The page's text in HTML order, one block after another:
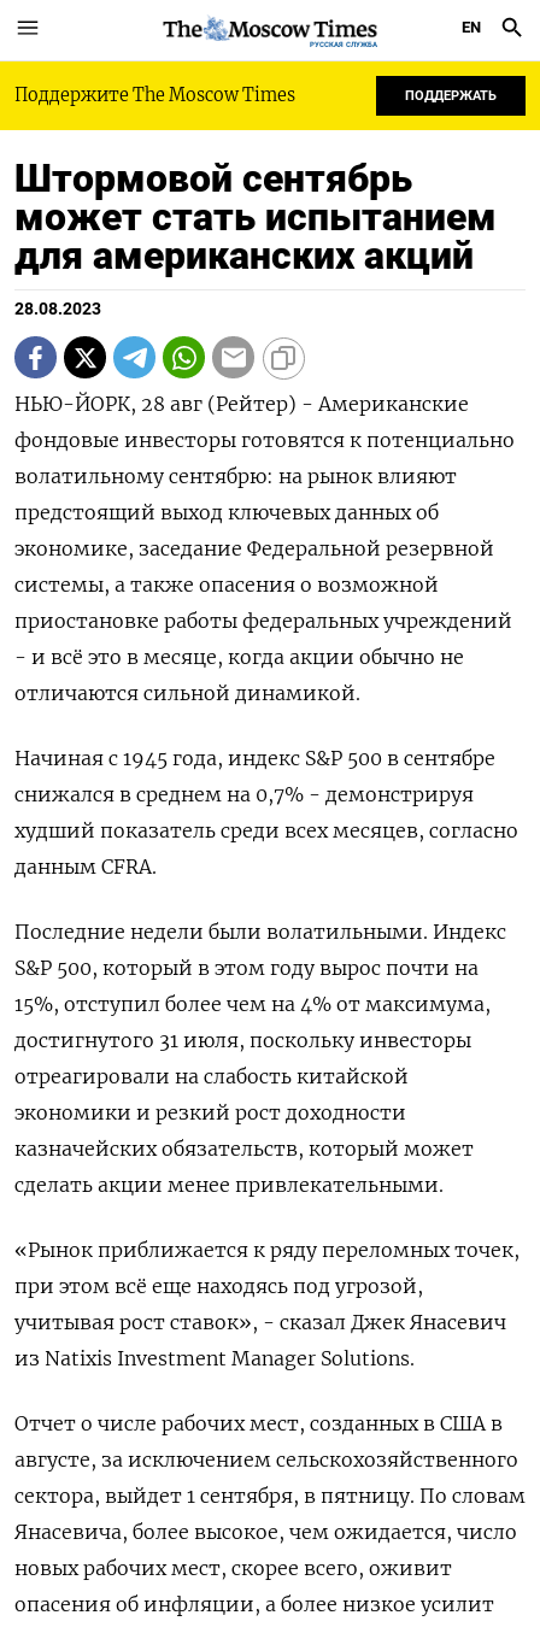
РУССКАЯ СЛУЖБА
EN
Поддержите The Moscow Times ПОДДЕРЖАТЬ
Штормовой сентябрь
может стать испытанием
для американских акций
28.08.2023
НЬЮ-ЙОРК, 28 авг (Рейтер) - Американские
фондовые инвесторы готовятся к потенциально
волатильному сентябрю: на рынок влияют
предстоящий выход ключевых данных об
экономике, заседание Федеральной резервной
системы, а также опасения о возможной
приостановке работы федеральных учреждений
- и всё это в месяце, когда акции обычно не
отличаются сильной динамикой.
Начиная с 1945 года, индекс S&P 500 в сентябре
снижался в среднем на 0,7% - демонстрируя
худший показатель среди всех месяцев, согласно
данным CFRA.
Последние недели были волатильными. Индекс
S&P 500, который в этом году вырос почти на
15%, отступил более чем на 4% от максимума,
достигнутого 31 июля, поскольку инвесторы
отреагировали на слабость китайской
экономики и резкий рост доходности
казначейских обязательств, который может
сделать акции менее привлекательными.
«Рынок приближается к ряду переломных точек,
при этом всё еще находясь под угрозой,
учитывая рост ставок», - сказал Джек Янасевич
из Natixis Investment Manager Solutions.
Отчет о числе рабочих мест, созданных в США в
августе, за исключением сельскохозяйственного
сектора, выйдет 1 сентября, в пятницу. По словам
Янасевича, более высокое, чем ожидается, число
новых рабочих мест, скорее всего, оживит
опасения об инфляции, а более низкое усилит